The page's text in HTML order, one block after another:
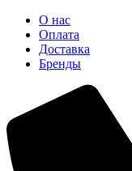
О нас
Оплата
Доставка
Бренды